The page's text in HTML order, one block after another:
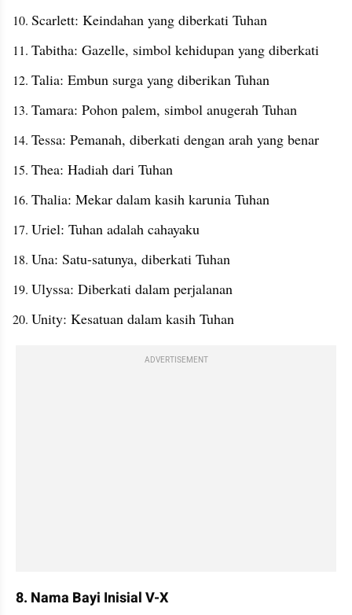
Scarlett: Keindahan yang diberkati Tuhan
Tabitha: Gazelle, simbol kehidupan yang diberkati
Talia: Embun surga yang diberikan Tuhan
Tamara: Pohon palem, simbol anugerah Tuhan
Tessa: Pemanah, diberkati dengan arah yang benar
Thea: Hadiah dari Tuhan
Thalia: Mekar dalam kasih karunia Tuhan
Uriel: Tuhan adalah cahayaku
Una: Satu-satunya, diberkati Tuhan
Ulyssa: Diberkati dalam perjalanan
Unity: Kesatuan dalam kasih Tuhan
ADVERTISEMENT
8. Nama Bayi Inisial V-X